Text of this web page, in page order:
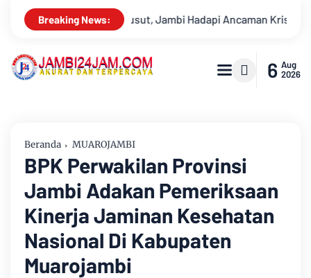
Breaking News:
Krisis Air Bersih dan Karhutla Sungai Batanghari
6 Aug
2026
Beranda MUAROJAMBI
BPK Perwakilan Provinsi
Jambi Adakan Pemeriksaan
Kinerja Jaminan Kesehatan
Nasional Di Kabupaten
Muarojambi